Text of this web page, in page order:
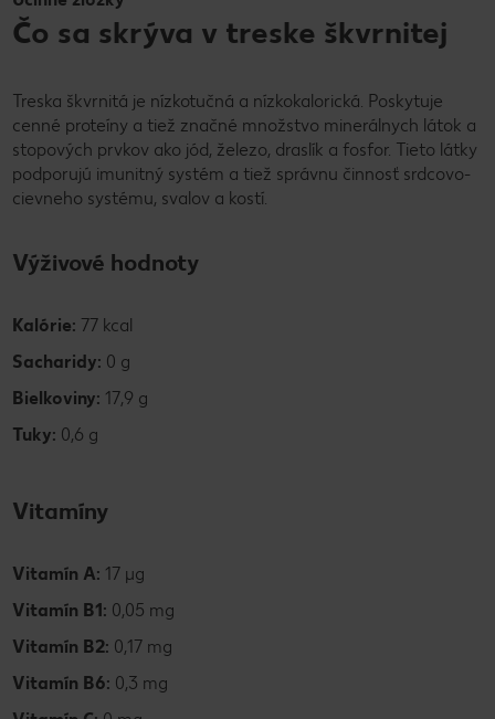
Čo sa skrýva v treske škvrnitej
Treska škvrnitá je nízkotučná a nízkokalorická. Poskytuje
cenné proteíny a tiež značné množstvo minerálnych látok a
stopových prvkov ako jód, železo, draslík a fosfor. Tieto látky
podporujú imunitný systém a tiež správnu činnosť srdcovo-
cievneho systému, svalov a kostí.
Výživové hodnoty
Kalórie: 77 kcal
Sacharidy: 0 g
Bielkoviny: 17,9 g
Tuky: 0,6 g
Vitamíny
Vitamín A: 17 µg
Vitamín B1: 0,05 mg
Vitamín B2: 0,17 mg
Vitamín B6: 0,3 mg